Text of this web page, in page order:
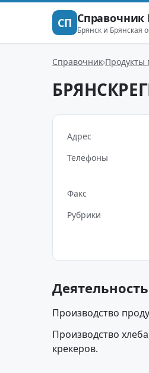
СП Брянск и Брянская
Справочник Продукты
Адрес
Телефоны
Факс
Рубрики
Деятельность
Производство
Производство
крекеров.